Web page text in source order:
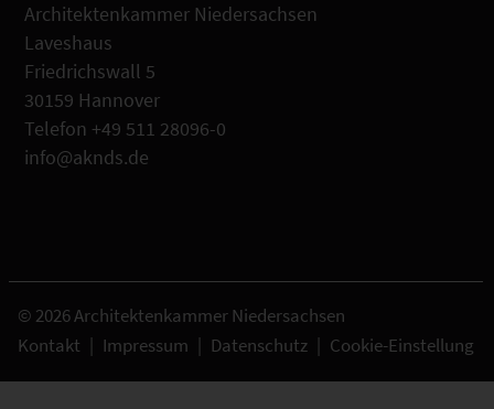
Architektenkammer Niedersachsen
Laveshaus
Friedrichswall 5
30159 Hannover
Telefon +49 511 28096-0
info@aknds.de
© 2026 Architektenkammer Niedersachsen
Kontakt | Impressum | Datenschutz | Cookie-Einstellung